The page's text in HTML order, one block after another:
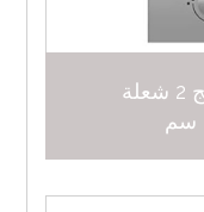
بوماتيك مسطح غاز مدمج 2 شعلة